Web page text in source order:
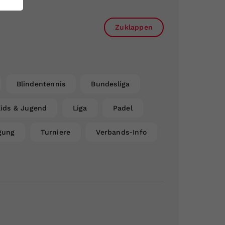
Zuklappen
Blindentennis Bundesliga
& Jugend Liga Padel
Turniere Verbands-Info